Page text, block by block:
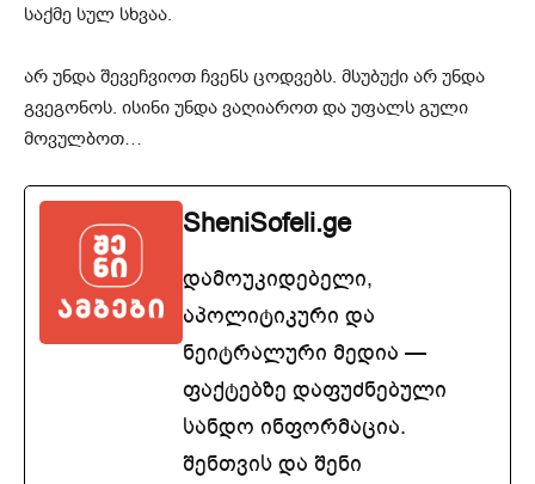
საქმე სულ სხვაა.
არ უნდა შევეჩვიოთ ჩვენს ცოდვებს. მსუბუქი არ უნდა
გვეგონოს. ისინი უნდა ვაღიაროთ და უფალს გული
მოვულბოთ…
SheniSofeli.ge
დამოუკიდებელი,
აპოლიტიკური და
ნეიტრალური მედია —
ფაქტებზე დაფუძნებული
სანდო ინფორმაცია.
შენთვის და შენი